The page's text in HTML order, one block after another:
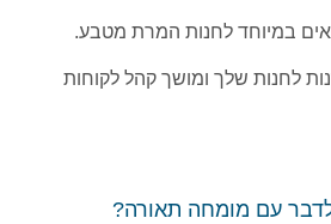
במיוחד לחנות המרת מטבע.
לחנות שלך ומושך קהל לקוחות
לדבר עם מומחה תאורה?